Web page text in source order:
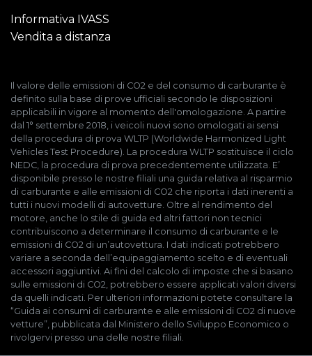
Informativa IVASS
Vendita a distanza
Il valore delle emissioni di CO2 e del consumo di carburante è
definito sulla base di prove ufficiali secondo le disposizioni
applicabili in vigore al momento dell'omologazione. A partire
dal 1° settembre 2018, i veicoli nuovi sono omologati ai sensi
della procedura di prova WLTP (Worldwide Harmonized Light
Vehicles Test Procedure). La procedura WLTP sostituisce il ciclo
NEDC, la procedura di prova precedentemente utilizzata. E’
disponibile presso le nostre filiali una guida relativa al risparmio
di carburante e alle emissioni di CO2 che riporta i dati inerenti a
tutti i nuovi modelli di autovetture. Oltre al rendimento del
motore, anche lo stile di guida ed altri fattori non tecnici
contribuiscono a determinare il consumo di carburante e le
emissioni di CO2 di un’autovettura. I dati indicati potrebbero
variare a seconda dell’equipaggiamento scelto e di eventuali
accessori aggiuntivi. Ai fini del calcolo di imposte che si basano
sulle emissioni di CO2, potrebbero essere applicati valori diversi
da quelli indicati. Per ulteriori informazioni potete consultare la
“Guida ai consumi di carburante e alle emissioni di CO2 di nuove
vetture”, pubblicata dal Ministero dello Sviluppo Economico o
rivolgervi presso una delle nostre filiali.